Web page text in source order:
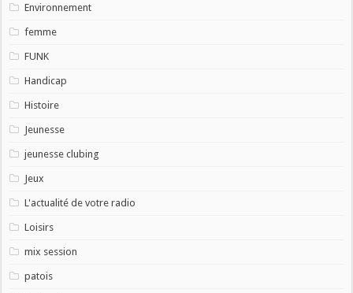
Environnement
femme
FUNK
Handicap
Histoire
Jeunesse
jeunesse clubing
Jeux
L'actualité de votre radio
Loisirs
mix session
patois